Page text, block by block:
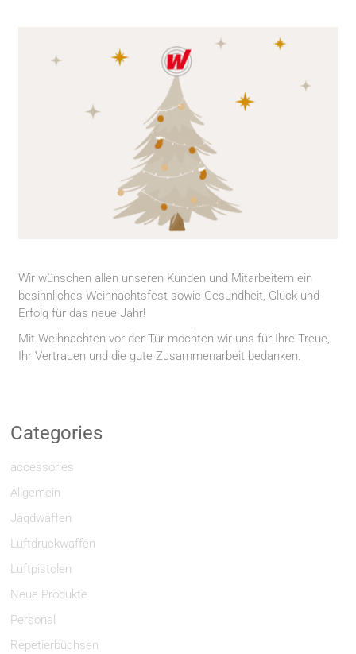
Wir wünschen allen unseren Kunden und Mitarbeitern ein
besinnliches Weihnachtsfest sowie Gesundheit, Glück und
Erfolg für das neue Jahr!
Mit Weihnachten vor der Tür möchten wir uns für Ihre Treue,
Ihr Vertrauen und die gute Zusammenarbeit bedanken.
Categories
accessories
Allgemein
Jagdwaffen
Luftdruckwaffen
Luftpistolen
Neue Produkte
Personal
Repetierbüchsen